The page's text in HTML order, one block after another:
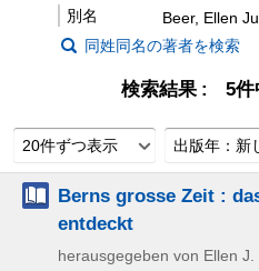
別名
Beer, Ellen
同姓同名の著者を検索
検索結果 5
20件ずつ表示 出版年：新
Berns grosse Zeit :
entdeckt
herausgegeben von Ellen